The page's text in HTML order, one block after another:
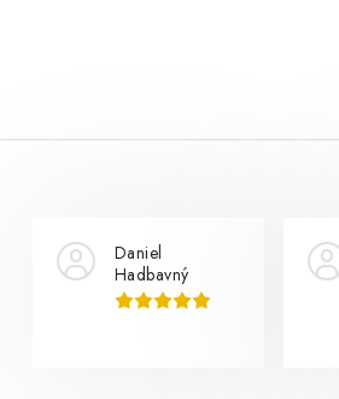
Daniel
Hadbavný